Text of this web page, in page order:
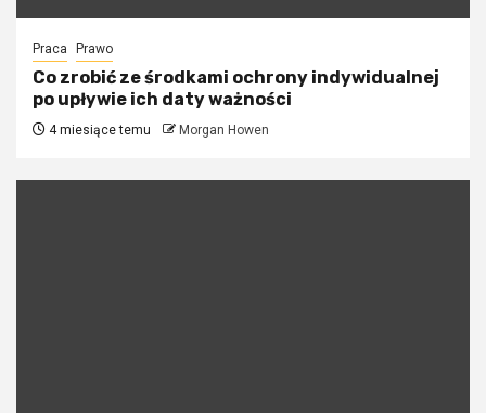
Praca Prawo
Co zrobić ze środkami ochrony indywidualnej
po upływie ich daty ważności
4 miesiące temu Morgan Howen